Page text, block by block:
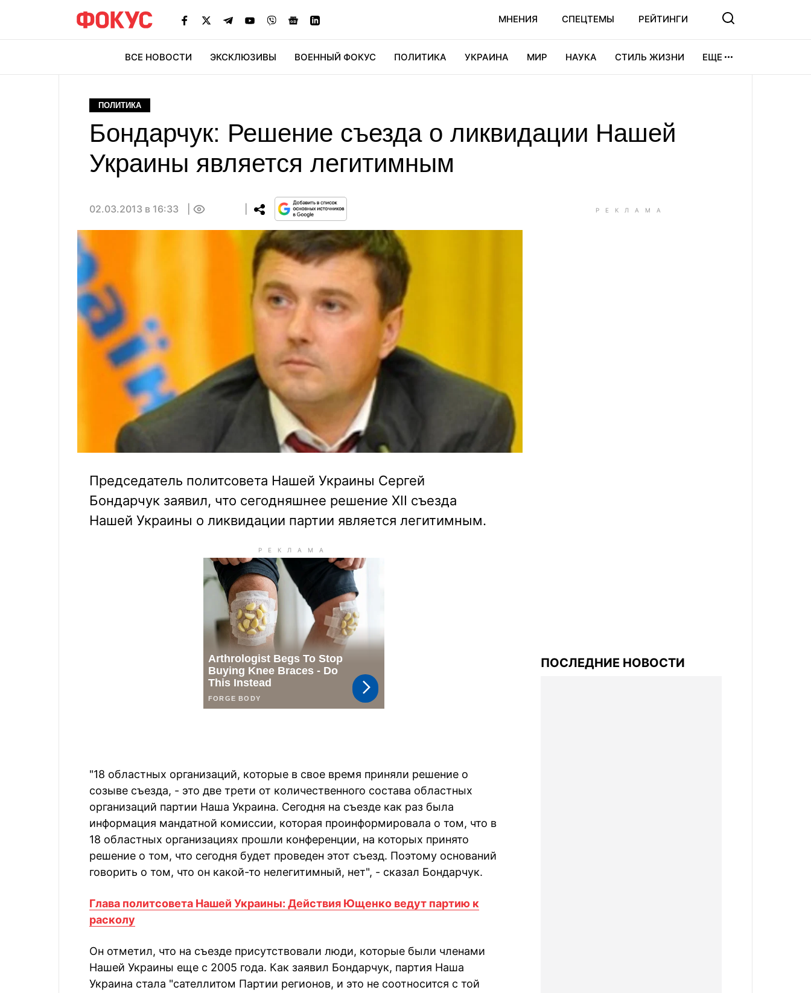
МНЕНИЯ СПЕЦТЕМЫ РЕЙТИНГИ
ВСЕ НОВОСТИ ЭКСКЛЮЗИВЫ ВОЕННЫЙ ФОКУС ПОЛИТИКА УКРАИНА МИР НАУКА СТИЛЬ ЖИЗНИ ЕЩЕ
ПОЛИТИКА
Бондарчук: Решение съезда о ликвидации Нашей
Украины является легитимным
02.03.2013 в 16:33
Председатель политсовета Нашей Украины Сергей
Бондарчук заявил, что сегодняшнее решение ХІІ съезда
Нашей Украины о ликвидации партии является легитимным.
"18 областных организаций, которые в свое время приняли решение о
созыве съезда, - это две трети от количественного состава областных
организаций партии Наша Украина. Сегодня на съезде как раз была
информация мандатной комиссии, которая проинформировала о том, что в
18 областных организациях прошли конференции, на которых принято
решение о том, что сегодня будет проведен этот съезд. Поэтому оснований
говорить о том, что он какой-то нелегитимный, нет", - сказал Бондарчук.
Глава политсовета Нашей Украины: Действия Ющенкo ведут партию к
расколу
Он отметил, что на съезде присутствовали люди, которые были членами
Нашей Украины еще с 2005 года. Как заявил Бондарчук, партия Наша
Украина стала "сателлитом Партии регионов, и это не соотносится с той
ПОСЛЕДНИЕ НОВОСТИ